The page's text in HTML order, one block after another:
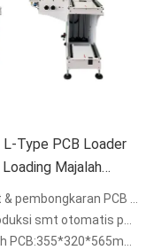
L-Type PCB Loader
Majalah
PCB tipe-L
smt otomatis penuh
460*400*565mm;